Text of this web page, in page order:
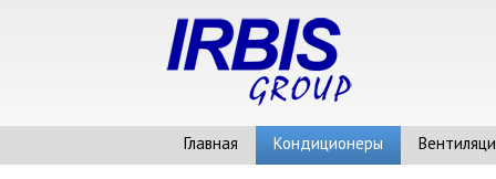
Главная Кондиционеры